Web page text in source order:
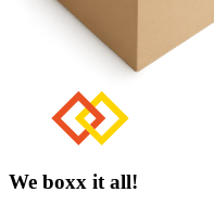
We boxx it all!